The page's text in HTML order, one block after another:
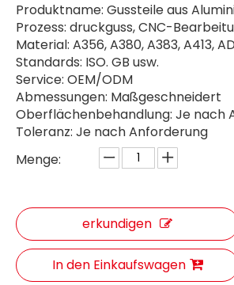
Produktname: Gussteile aus
Prozess: druckguss, CNC-
Material: A356, A380, A383, A413,
Standards: ISO. GB usw.
Service: OEM/ODM
Abmessungen: Maßgeschneidert
Oberflächenbehandlung: Je nach
Toleranz: Je nach Anforderung
Menge:
erkundigen
In den Einkaufswagen